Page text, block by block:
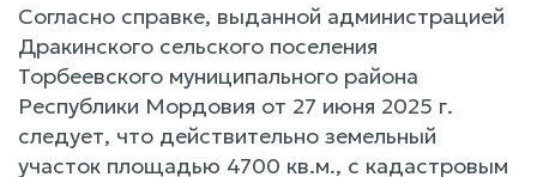
Согласно справке, выданной администрацией
Дракинского сельского поселения
Торбеевского муниципального района
Республики Мордовия от 27 июня 2025 г.
следует, что действительно земельный
участок площадью 4700 кв.м., с кадастровым